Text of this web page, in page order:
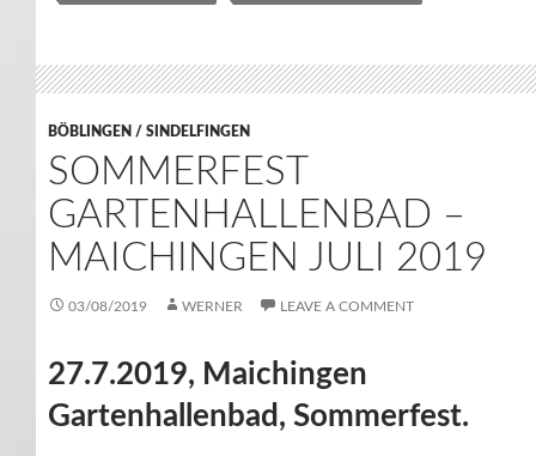
BÖBLINGEN / SINDELFINGEN
SOMMERFEST
GARTENHALLENBAD –
MAICHINGEN JULI 2019
03/08/2019 WERNER LEAVE A COMMENT
27.7.2019, Maichingen
Gartenhallenbad, Sommerfest.